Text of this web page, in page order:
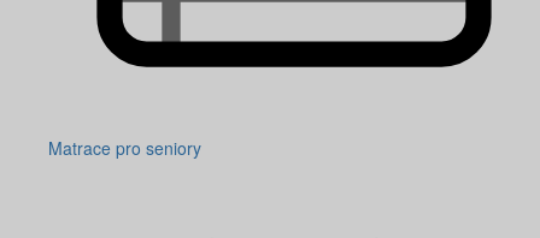
Matrace pro seniory